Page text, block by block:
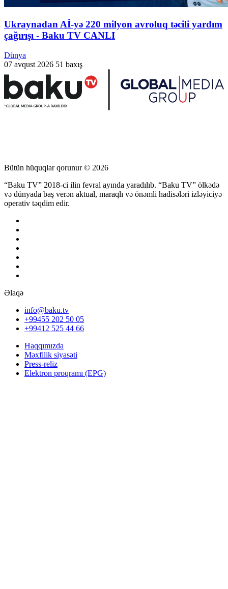
Ukraynadan Aİ-yə 220 milyon avroluq təcili yardım
çağırışı - Baku TV CANLI
Dünya
07 avqust 2026 51 baxış
Bütün hüquqlar qorunur © 2026
“Baku TV” 2018-ci ilin fevral ayında yaradılıb. “Baku TV” ölkədə
və dünyada baş verən aktual, maraqlı və önəmli hadisələri izləyiciyə
operativ təqdim edir.
Əlaqə
info@baku.tv
+99455 202 50 05
+99412 525 44 66
Haqqımızda
Məxfilik siyasəti
Press-reliz
Elektron proqramı (EPG)